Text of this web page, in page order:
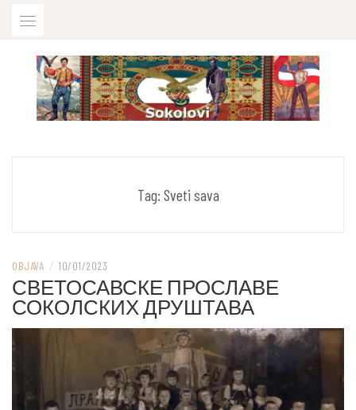
Tag: Sveti sava
OBJAVA / 10/01/2023
СВЕТОСАВСКЕ ПРОСЛАВЕ
СОКОЛСКИХ ДРУШТАВА